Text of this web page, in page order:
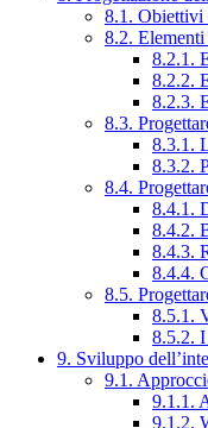
8.1. Obiettivi
8.2. Elementi
8.2.1.
8.2.2.
8.2.3.
8.3.
8.3.1.
8.3.2.
8.4.
8.4.1.
8.4.2.
8.4.3.
8.4.4.
8.5.
8.5.1.
8.5.2.
9. Sviluppo
9.1.
9.1.1.
9.1.2.